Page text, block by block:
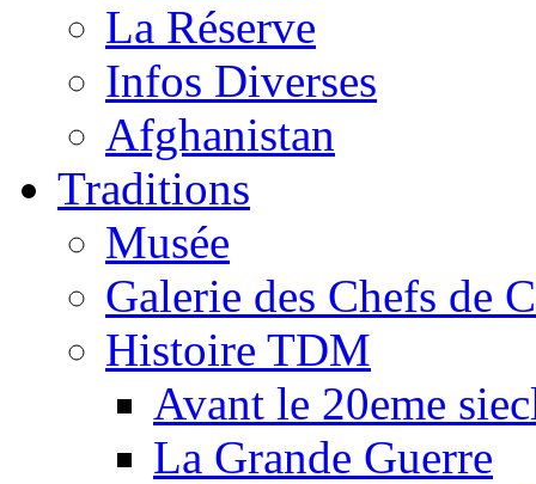
La Réserve
Infos Diverses
Afghanistan
Traditions
Musée
Galerie des Chefs de
Histoire TDM
Avant le 20eme
La Grande Guerre